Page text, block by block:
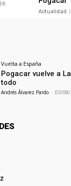
Actualidad
Vuelta a España
Pogacar vuelve a
todo
Andrés Álvarez Pardo - 03/